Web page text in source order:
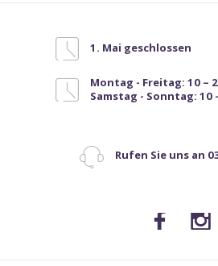
1. Mai geschlossen
Montag - Freitag: 10 –
Samstag - Sonntag: 10
Rufen Sie uns an